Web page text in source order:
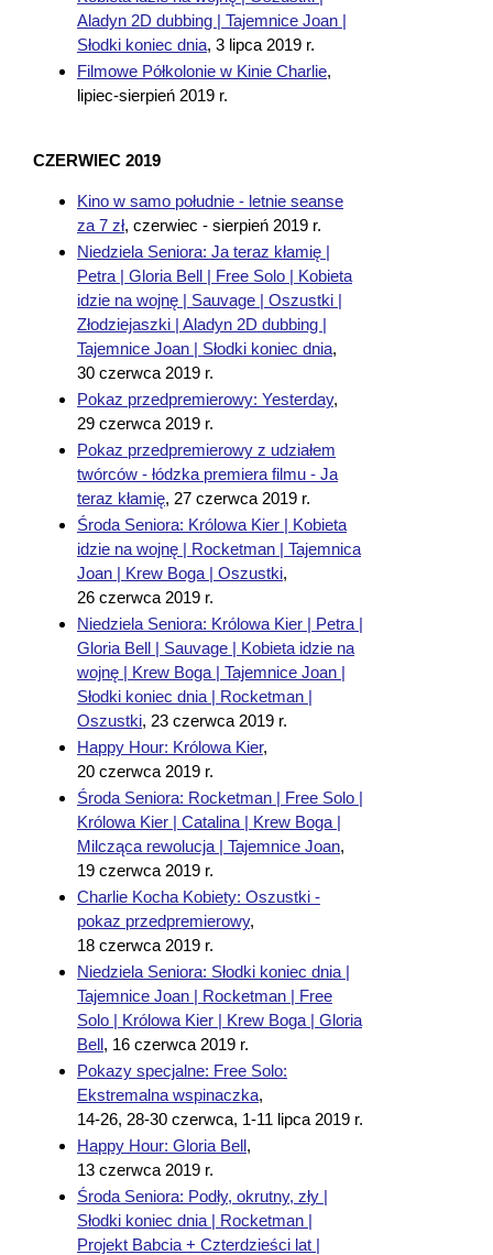
Aladyn 2D dubbing | Tajemnice Joan |
Słodki koniec dnia, 3 lipca 2019 r.
Filmowe Półkolonie w Kinie Charlie,
lipiec-sierpień 2019 r.
CZERWIEC 2019
Kino w samo południe - letnie seanse
za 7 zł, czerwiec - sierpień 2019 r.
Niedziela Seniora: Ja teraz kłamię |
Petra | Gloria Bell | Free Solo | Kobieta
idzie na wojnę | Sauvage | Oszustki |
Złodziejaszki | Aladyn 2D dubbing |
Tajemnice Joan | Słodki koniec dnia,
30 czerwca 2019 r.
Pokaz przedpremierowy: Yesterday,
29 czerwca 2019 r.
Pokaz przedpremierowy z udziałem
twórców - łódzka premiera filmu - Ja
teraz kłamię, 27 czerwca 2019 r.
Środa Seniora: Królowa Kier | Kobieta
idzie na wojnę | Rocketman | Tajemnica
Joan | Krew Boga | Oszustki,
26 czerwca 2019 r.
Niedziela Seniora: Królowa Kier | Petra |
Gloria Bell | Sauvage | Kobieta idzie na
wojnę | Krew Boga | Tajemnice Joan |
Słodki koniec dnia | Rocketman |
Oszustki, 23 czerwca 2019 r.
Happy Hour: Królowa Kier,
20 czerwca 2019 r.
Środa Seniora: Rocketman | Free Solo |
Królowa Kier | Catalina | Krew Boga |
Milcząca rewolucja | Tajemnice Joan,
19 czerwca 2019 r.
Charlie Kocha Kobiety: Oszustki -
pokaz przedpremierowy,
18 czerwca 2019 r.
Niedziela Seniora: Słodki koniec dnia |
Tajemnice Joan | Rocketman | Free
Solo | Królowa Kier | Krew Boga | Gloria
Bell, 16 czerwca 2019 r.
Pokazy specjalne: Free Solo:
Ekstremalna wspinaczka,
14-26, 28-30 czerwca, 1-11 lipca 2019 r.
Happy Hour: Gloria Bell,
13 czerwca 2019 r.
Środa Seniora: Podły, okrutny, zły |
Słodki koniec dnia | Rocketman |
Projekt Babcia + Czterdzieści lat |